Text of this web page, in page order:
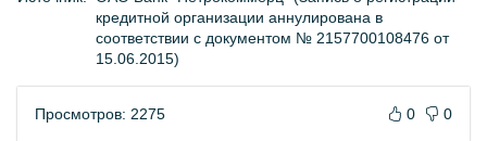
кредитной организации аннулирована в
соответствии с документом № 2157700108476 от
15.06.2015)
Просмотров: 2275 0 0